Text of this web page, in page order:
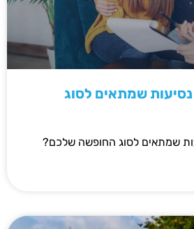
נסיעות שמתאים לסוג
שמתאים לסוג החופשה שלכם?